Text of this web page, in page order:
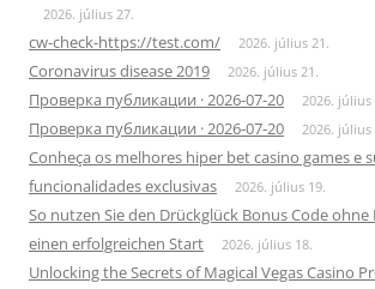
2026. július 27.
cw-check-https://test.com/ 2026. július 21.
Coronavirus disease 2019 2026. július 21.
Проверка публикации · 2026-07-20 2026. július
Проверка публикации · 2026-07-20 2026. július
Conheça os melhores hiper bet casino games e
funcionalidades exclusivas
2026. július 19.
So nutzen Sie den Drückglück Bonus Code
einen erfolgreichen Start
2026. július 18.
Unlocking the Secrets of Magical Vegas Casino